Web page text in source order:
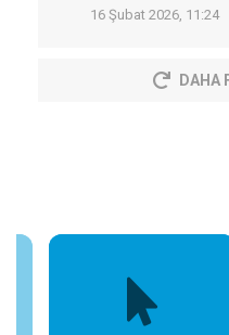
16 Şubat 2026, 11:24
DAHA